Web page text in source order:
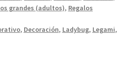
grandes (adultos), Regalos
, Decoración, Ladybug, Legami,